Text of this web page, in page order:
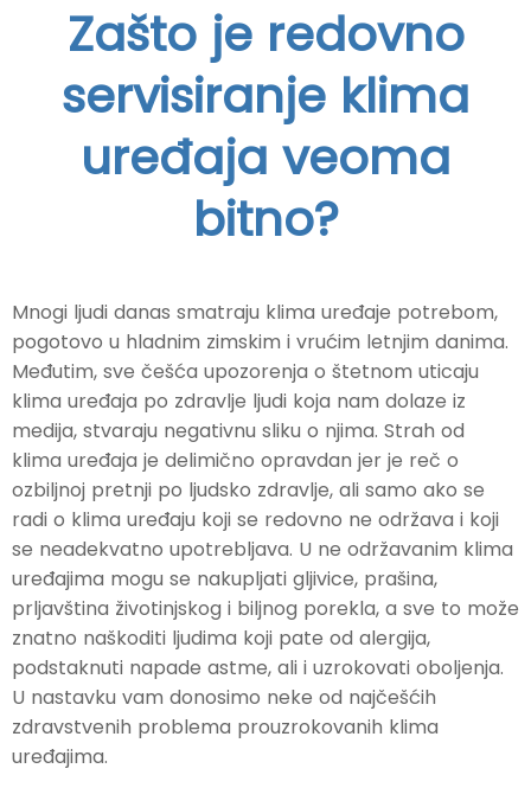
Zašto je redovno
servisiranje klima
uređaja veoma
bitno?
Mnogi ljudi danas smatraju klima uređaje potrebom,
pogotovo u hladnim zimskim i vrućim letnjim danima.
Međutim, sve češća upozorenja o štetnom uticaju
klima uređaja po zdravlje ljudi koja nam dolaze iz
medija, stvaraju negativnu sliku o njima. Strah od
klima uređaja je delimično opravdan jer je reč o
ozbiljnoj pretnji po ljudsko zdravlje, ali samo ako se
radi o klima uređaju koji se redovno ne održava i koji
se neadekvatno upotrebljava. U ne održavanim klima
uređajima mogu se nakupljati gljivice, prašina,
prljavština životinjskog i biljnog porekla, a sve to može
znatno naškoditi ljudima koji pate od alergija,
podstaknuti napade astme, ali i uzrokovati oboljenja.
U nastavku vam donosimo neke od najčešćih
zdravstvenih problema prouzrokovanih klima
uređajima.